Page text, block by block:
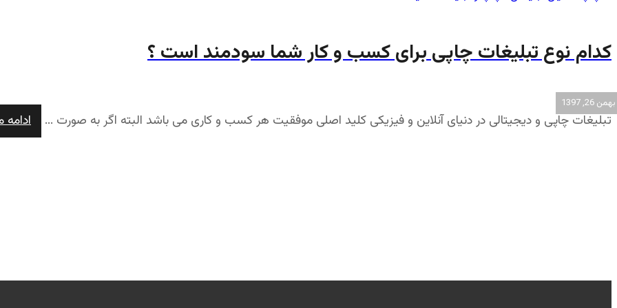
کدام نوع تبلیغات چاپی برای کسب و کار شما سودمند است ؟
بهمن 26, 1397
تبلیغات چاپی و دیجیتالی در دنیای آنلاین و فیزیکی کلید اصلی موفقیت هر کسب و کاری می باشد البته اگر به صورت ...